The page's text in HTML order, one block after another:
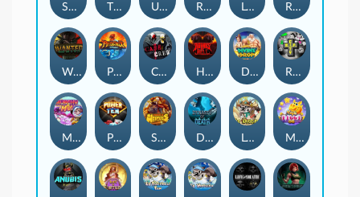
STORMBORN THE WILDWOOD CURSE Ultimate Slot of America Reign of Rome Le Bandit Rad Maxx
Wanted Dead or a Wild Phoenix Cash Crew Hounds Of Hell Divine Drop RIP City
Munchy Milo Power of 10 Strength Of Hercules Dynasty of Death Le Digger Magic Piggy OG